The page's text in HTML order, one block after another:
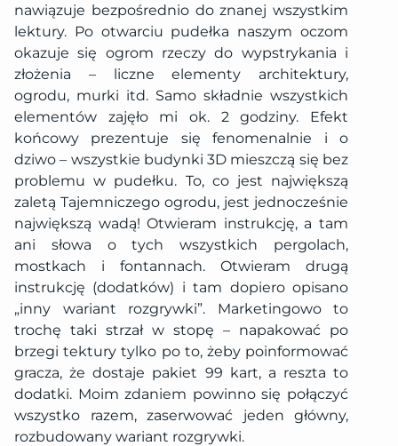
nawiązuje bezpośrednio do znanej wszystkim
lektury. Po otwarciu pudełka naszym oczom
okazuje się ogrom rzeczy do wypstrykania i
złożenia – liczne elementy architektury,
ogrodu, murki itd. Samo składnie wszystkich
elementów zajęło mi ok. 2 godziny. Efekt
końcowy prezentuje się fenomenalnie i o
dziwo – wszystkie budynki 3D mieszczą się bez
problemu w pudełku. To, co jest największą
zaletą Tajemniczego ogrodu, jest jednocześnie
największą wadą! Otwieram instrukcję, a tam
ani słowa o tych wszystkich pergolach,
mostkach i fontannach. Otwieram drugą
instrukcję (dodatków) i tam dopiero opisano
„inny wariant rozgrywki”. Marketingowo to
trochę taki strzał w stopę – napakować po
brzegi tektury tylko po to, żeby poinformować
gracza, że dostaje pakiet 99 kart, a reszta to
dodatki. Moim zdaniem powinno się połączyć
wszystko razem, zaserwować jeden główny,
rozbudowany wariant rozgrywki.